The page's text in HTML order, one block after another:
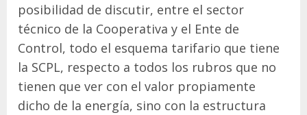
posibilidad de discutir, entre el sector
técnico de la Cooperativa y el Ente de
Control, todo el esquema tarifario que tiene
la SCPL, respecto a todos los rubros que no
tienen que ver con el valor propiamente
dicho de la energía, sino con la estructura